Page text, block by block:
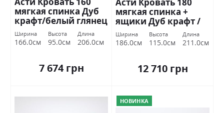
мягкая спинка Дуб
крафт/белый глянец
Миромарк
Ширина
166.0см
Высота
95.0см
Длина
206.0см
7 674 грн
мягкая спинка +
ящики Дуб крафт /
белый глянец
Миромарк
Ширина
186.0см
Высота
115.0см
Длина
211.0см
12 710 грн
НОВИНКА